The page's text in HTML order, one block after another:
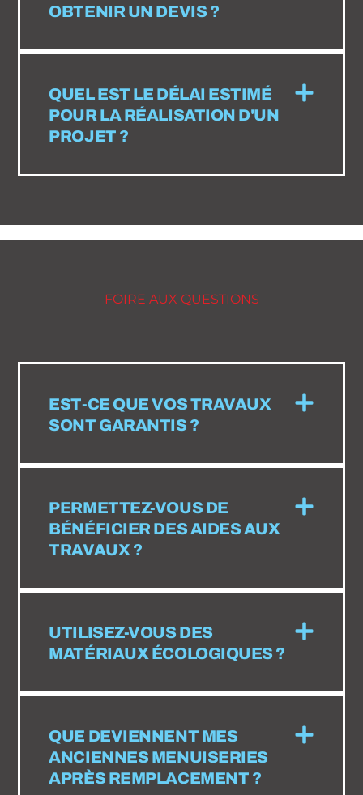
OBTENIR UN DEVIS ?
QUEL EST LE DÉLAI ESTIMÉ
POUR LA RÉALISATION D'UN
PROJET ?
FOIRE AUX QUESTIONS
EST-CE QUE VOS TRAVAUX
SONT GARANTIS ?
PERMETTEZ-VOUS DE
BÉNÉFICIER DES AIDES AUX
TRAVAUX ?
UTILISEZ-VOUS DES
MATÉRIAUX ÉCOLOGIQUES ?
QUE DEVIENNENT MES
ANCIENNES MENUISERIES
APRÈS REMPLACEMENT ?